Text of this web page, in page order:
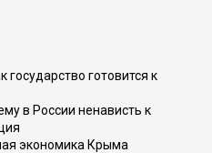
государство готовится к
в России ненависть к
экономика Крыма